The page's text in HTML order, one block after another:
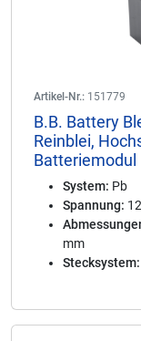
Artikel-Nr.: 151779
B.B. Battery
Reinblei,
Batteriemodul
System: Pb
Spannung:
mm
Stecksystem: